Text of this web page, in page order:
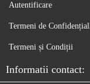
Autentificare
Termeni de
Termeni și Condiții
Informatii contact: